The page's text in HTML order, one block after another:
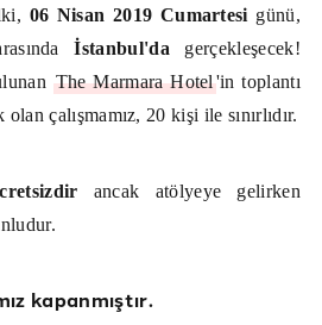
06 Nisan 2019 Cumartesi günü,
İstanbul'da gerçekleşecek!
The Marmara Hotel'in toplantı
çalışmamız, 20 kişi ile sınırlıdır.
ancak atölyeye gelirken
kapanmıştır.